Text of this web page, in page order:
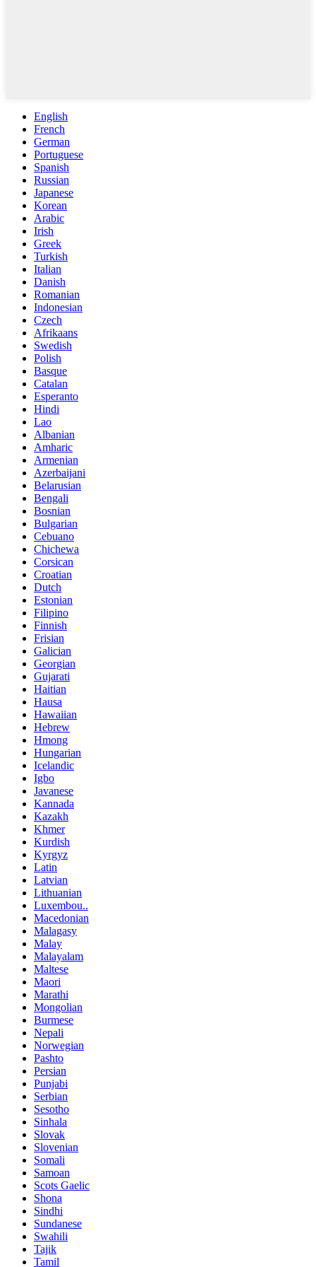
English
French
German
Portuguese
Spanish
Russian
Japanese
Korean
Arabic
Irish
Greek
Turkish
Italian
Danish
Romanian
Indonesian
Czech
Afrikaans
Swedish
Polish
Basque
Catalan
Esperanto
Hindi
Lao
Albanian
Amharic
Armenian
Azerbaijani
Belarusian
Bengali
Bosnian
Bulgarian
Cebuano
Chichewa
Corsican
Croatian
Dutch
Estonian
Filipino
Finnish
Frisian
Galician
Georgian
Gujarati
Haitian
Hausa
Hawaiian
Hebrew
Hmong
Hungarian
Icelandic
Igbo
Javanese
Kannada
Kazakh
Khmer
Kurdish
Kyrgyz
Latin
Latvian
Lithuanian
Luxembou..
Macedonian
Malagasy
Malay
Malayalam
Maltese
Maori
Marathi
Mongolian
Burmese
Nepali
Norwegian
Pashto
Persian
Punjabi
Serbian
Sesotho
Sinhala
Slovak
Slovenian
Somali
Samoan
Scots Gaelic
Shona
Sindhi
Sundanese
Swahili
Tajik
Tamil